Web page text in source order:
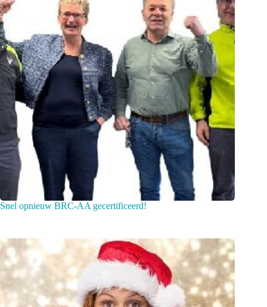
Snel opnieuw BRC-AA gecertificeerd!